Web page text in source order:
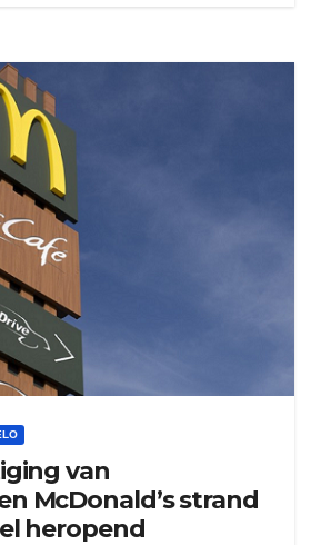
van
McDonald’s strand
heropend